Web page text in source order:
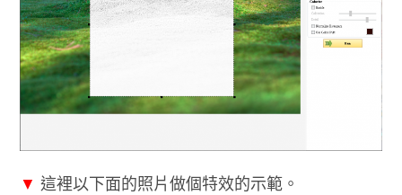
▼ 這裡以下面的照片做個特效的示範。